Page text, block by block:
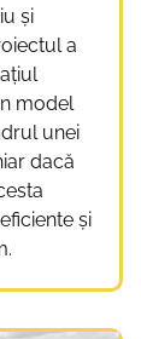
și
a
model
unei
dacă
și